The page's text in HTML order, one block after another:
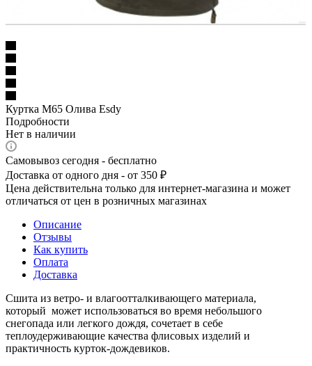
Куртка М65 Олива Esdy
Подробности
Нет в наличии
Самовывоз сегодня - бесплатно
Доставка от одного дня - от 350 ₽
Цена действительна только для интернет-магазина и может
отличаться от цен в розничных магазинах
Описание
Отзывы
Как купить
Оплата
Доставка
Сшита из ветро- и влагоотталкивающего материала,
который может использоваться во время небольшого
снегопада или легкого дождя, сочетает в себе
теплоудерживающие качества флисовых изделий и
практичность курток-дождевиков.